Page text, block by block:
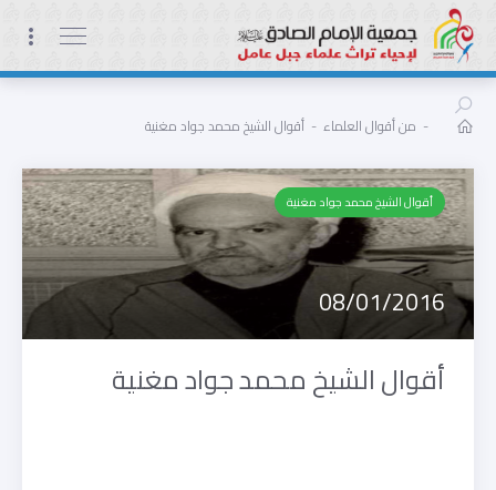
- من أقوال العلماء - أقوال الشيخ محمد جواد مغنية
أقوال الشيخ محمد جواد مغنية
08/01/2016
أقوال الشيخ محمد جواد مغنية